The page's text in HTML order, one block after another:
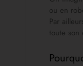
ou en
Par
toute son